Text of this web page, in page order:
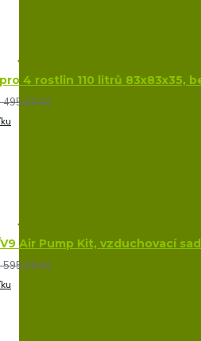
4 rostlin 110 litrů 83x83x35,
495,00 Kč
Air Pump Kit, vzduchovací
595,00 Kč